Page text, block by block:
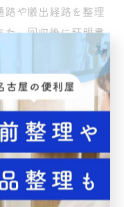
や搬出経路を整理
、回収後に証明書
トラブル防止にもつ
」や「夜間対応」
す。
品回収の見